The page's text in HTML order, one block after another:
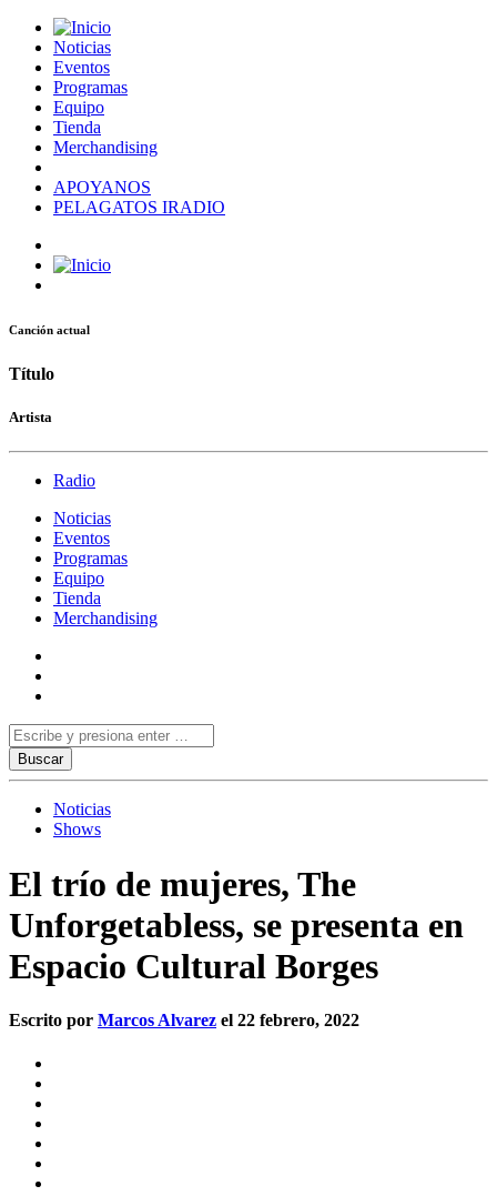
Noticias
Eventos
Programas
Equipo
Tienda
Merchandising
APOYANOS
PELAGATOS IRADIO
Canción actual
Título
Artista
Radio
Noticias
Eventos
Programas
Equipo
Tienda
Merchandising
Noticias
Shows
El trío de mujeres, The
Unforgetabless, se presenta en
Espacio Cultural Borges
Escrito por Marcos Alvarez el 22 febrero, 2022